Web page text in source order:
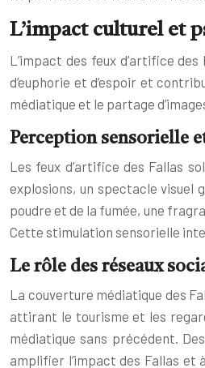
L’impact culturel et
L’impact des feux d’artifice
d’euphorie et d’espoir et
médiatique et le partage
Perception sensorielle
Les feux d’artifice des Fallas
explosions, un spectacle visuel
poudre et de la fumée, une
Cette stimulation sensorielle
Le rôle des réseaux
La couverture médiatique des
attirant le tourisme et les
médiatique sans précédent.
amplifier l’impact des Fallas et